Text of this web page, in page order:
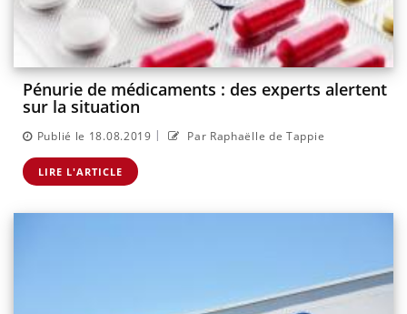
Pénurie de médicaments : des experts alertent
sur la situation
Publié le 18.08.2019 | Par Raphaëlle de Tappie
LIRE L'ARTICLE